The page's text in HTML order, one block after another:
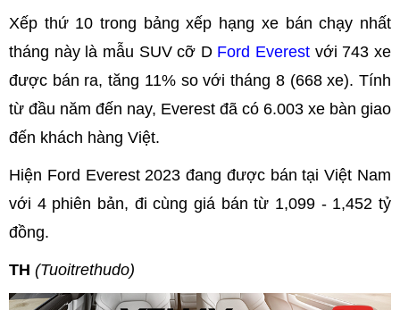
Xếp thứ 10 trong bảng xếp hạng xe bán chạy nhất
tháng này là mẫu SUV cỡ D Ford Everest với 743 xe
được bán ra, tăng 11% so với tháng 8 (668 xe). Tính
từ đầu năm đến nay, Everest đã có 6.003 xe bàn giao
đến khách hàng Việt.
Hiện Ford Everest 2023 đang được bán tại Việt Nam
với 4 phiên bản, đi cùng giá bán từ 1,099 - 1,452 tỷ
đồng.
TH (Tuoitrethudo)